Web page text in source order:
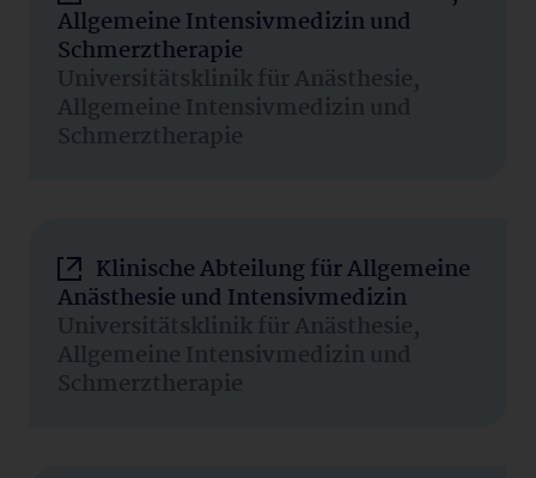
Allgemeine Intensivmedizin und
Schmerztherapie
Universitätsklinik für Anästhesie,
Allgemeine Intensivmedizin und
Schmerztherapie
Klinische Abteilung für Allgemeine
Anästhesie und Intensivmedizin
Universitätsklinik für Anästhesie,
Allgemeine Intensivmedizin und
Schmerztherapie